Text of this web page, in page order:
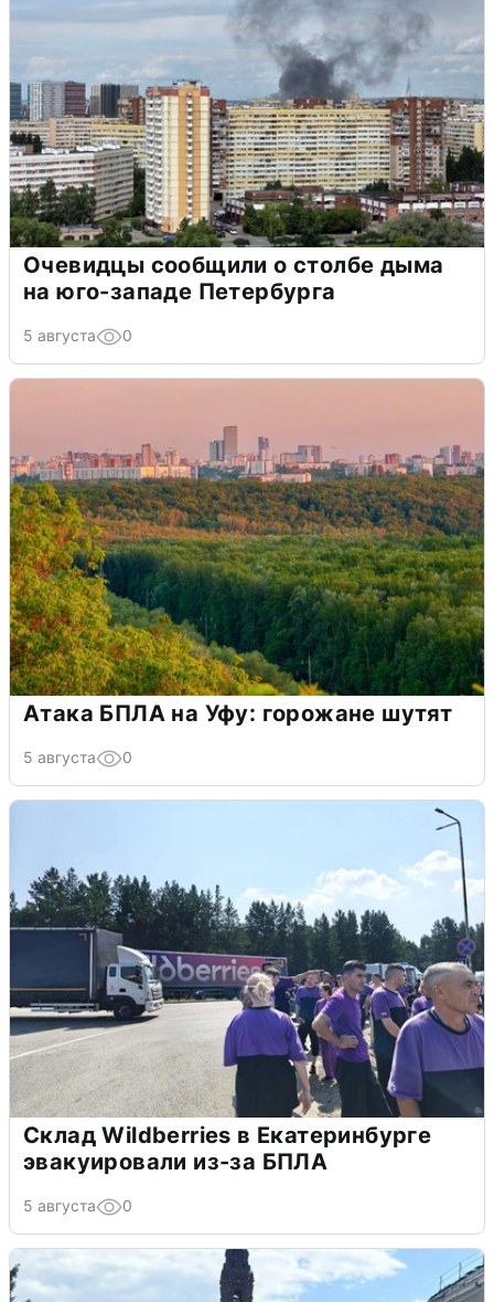
Очевидцы сообщили о столбе дыма
на юго-западе Петербурга
5 августа 0
Атака БПЛА на Уфу: горожане шутят
5 августа 0
Склад Wildberries в Екатеринбурге
эвакуировали из-за БПЛА
5 августа 0